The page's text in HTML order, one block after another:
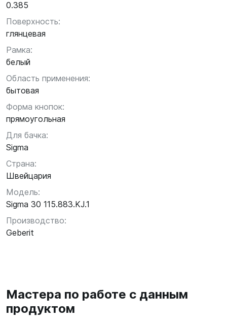
0.385
Поверхность:
глянцевая
Рамка:
белый
Область применения:
бытовая
Форма кнопок:
прямоугольная
Для бачка:
Sigma
Страна:
Швейцария
Модель:
Sigma 30 115.883.KJ.1
Производство:
Geberit
Мастера по работе с данным
продуктом